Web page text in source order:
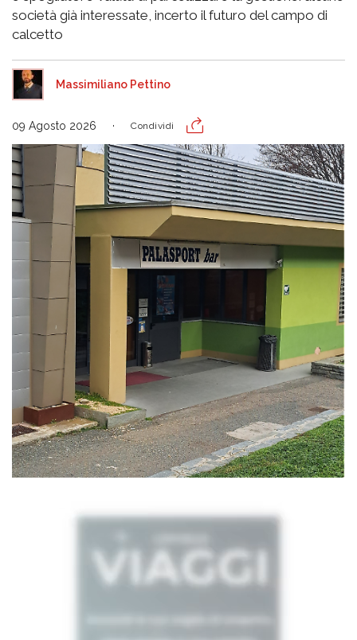
società già interessate, incerto il futuro del campo di
calcetto
Massimiliano Pettino
09 Agosto 2026 Condividi